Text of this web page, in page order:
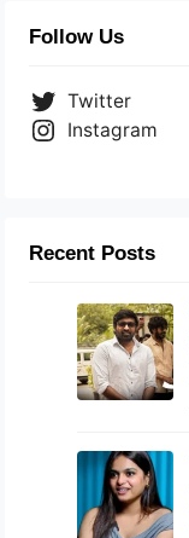
Follow Us
Twitter
Instagram
Recent Posts